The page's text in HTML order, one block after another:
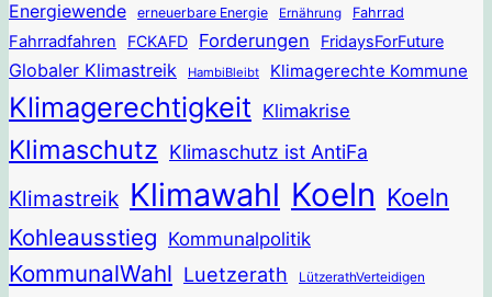
Energiewende erneuerbare Energie Ernährung Fahrrad
Fahrradfahren FCKAFD Forderungen FridaysForFuture
Globaler Klimastreik HambiBleibt Klimagerechte Kommune
Klimagerechtigkeit Klimakrise
Klimaschutz Klimaschutz ist AntiFa
Klimastreik Klimawahl Koeln Koeln
Kohleausstieg Kommunalpolitik
KommunalWahl Luetzerath LützerathVerteidigen